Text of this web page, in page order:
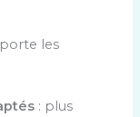
les
: plus